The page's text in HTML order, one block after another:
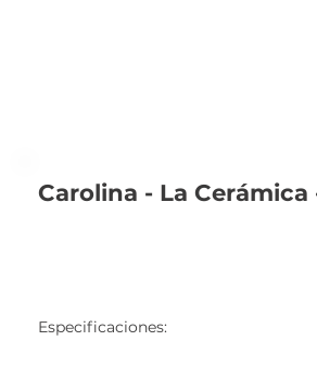
Carolina - La Cerámica
Especificaciones: